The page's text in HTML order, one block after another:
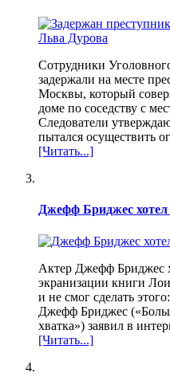
Сотрудники
задержали на месте
Москвы, который
доме по соседству с
Следователи
пытался осуществить
[Читать...]
Джефф Бриджес хотел
Актер Джефф Бриджес
экранизации книги
и не смог сделать
Джефф Бриджес
хватка») заявил в
[Читать...]